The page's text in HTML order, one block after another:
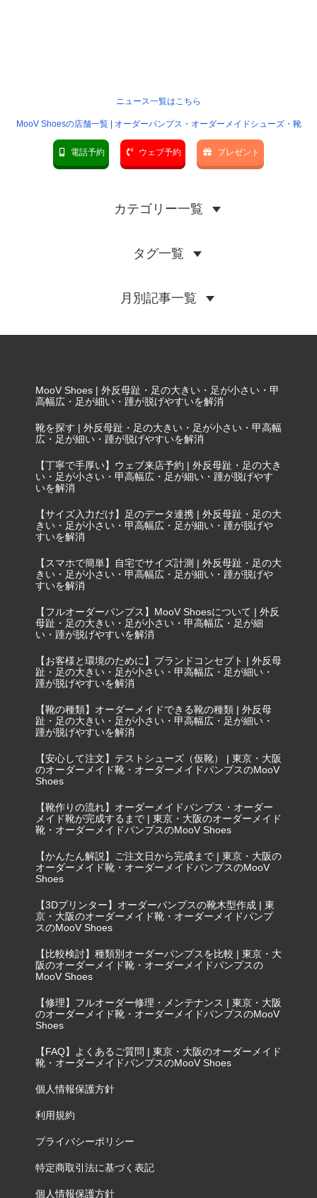
ニュース一覧はこちら
MooV Shoesの店舗一覧 | オーダーパンプス・オーダーメイドシューズ・靴
電話予約 ウェブ予約 プレゼント
カテゴリー一覧
タグ一覧
月別記事一覧
MooV Shoes | 外反母趾・足の大きい・足が小さい・甲
高幅広・足が細い・踵が脱げやすいを解消
靴を探す | 外反母趾・足の大きい・足が小さい・甲高幅
広・足が細い・踵が脱げやすいを解消
【丁寧で手厚い】ウェブ来店予約 | 外反母趾・足の大き
い・足が小さい・甲高幅広・足が細い・踵が脱げやす
いを解消
【サイズ入力だけ】足のデータ連携 | 外反母趾・足の大
きい・足が小さい・甲高幅広・足が細い・踵が脱げや
すいを解消
【スマホで簡単】自宅でサイズ計測 | 外反母趾・足の大
きい・足が小さい・甲高幅広・足が細い・踵が脱げや
すいを解消
【フルオーダーパンプス】MooV Shoesについて | 外反
母趾・足の大きい・足が小さい・甲高幅広・足が細
い・踵が脱げやすいを解消
【お客様と環境のために】ブランドコンセプト | 外反母
趾・足の大きい・足が小さい・甲高幅広・足が細い・
踵が脱げやすいを解消
【靴の種類】オーダーメイドできる靴の種類 | 外反母
趾・足の大きい・足が小さい・甲高幅広・足が細い・
踵が脱げやすいを解消
【安心して注文】テストシューズ（仮靴） | 東京・大阪
のオーダーメイド靴・オーダーメイドパンプスのMooV
Shoes
【靴作りの流れ】オーダーメイドパンプス・オーダー
メイド靴が完成するまで | 東京・大阪のオーダーメイド
靴・オーダーメイドパンプスのMooV Shoes
【かんたん解説】ご注文日から完成まで | 東京・大阪の
オーダーメイド靴・オーダーメイドパンプスのMooV
Shoes
【3Dプリンター】オーダーパンプスの靴木型作成 | 東
京・大阪のオーダーメイド靴・オーダーメイドパンプ
スのMooV Shoes
【比較検討】種類別オーダーパンプスを比較 | 東京・大
阪のオーダーメイド靴・オーダーメイドパンプスの
MooV Shoes
【修理】フルオーダー修理・メンテナンス | 東京・大阪
のオーダーメイド靴・オーダーメイドパンプスのMooV
Shoes
【FAQ】よくあるご質問 | 東京・大阪のオーダーメイド
靴・オーダーメイドパンプスのMooV Shoes
個人情報保護方針
利用規約
プライバシーポリシー
特定商取引法に基づく表記
個人情報保護方針